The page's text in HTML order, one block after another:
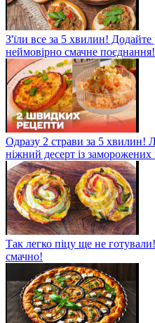
З'їли все за 5 хвилин!
неймовірно смачне поєднання!
Одразу 2 страви за 5 хвилин!
ніжний десерт із заморожених
Так легко піцу ще не
смачно!